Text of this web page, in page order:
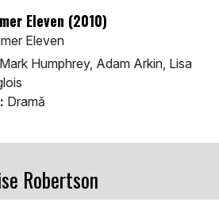
Eleven (2010)
Eleven
Mark Humphrey, Adam Arkin, Lisa
Dramă
Robertson